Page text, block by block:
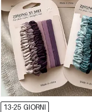
13-25 GIORNI